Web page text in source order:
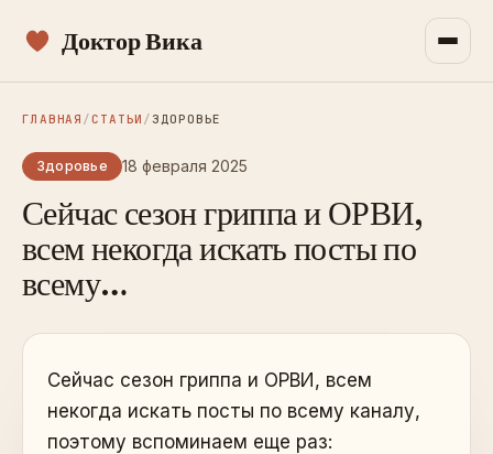
Доктор Вика
ГЛАВНАЯ /СТАТЬИ / ЗДОРОВЬЕ
Здоровье 18 февраля 2025
Сейчас сезон гриппа и ОРВИ,
всем некогда искать посты по
всему…
Сейчас сезон гриппа и ОРВИ, всем
некогда искать посты по всему каналу,
поэтому вспоминаем еще раз: